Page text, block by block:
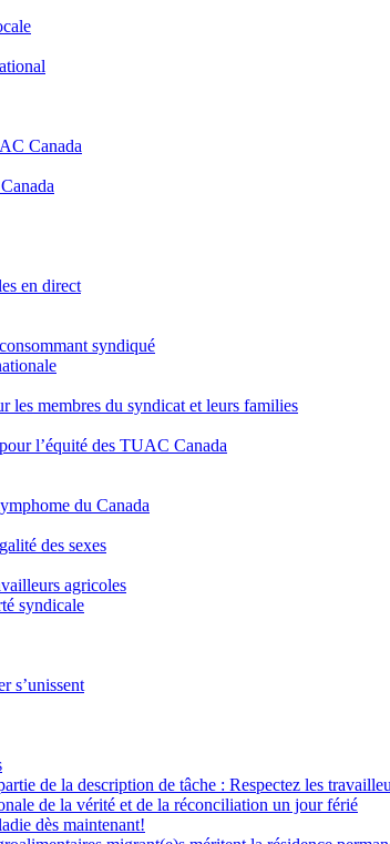
Canada
en direct
syndiqué
les membres du syndicat et leurs families
l’équité des TUAC Canada
du Canada
des sexes
agricoles
syndicale
s’unissent
de la description de tâche : Respectez les
de la vérité et de la réconciliation un jour férié
dès maintenant!